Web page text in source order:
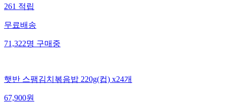
261적립
무료배송
71,322명구매중
햇반 스팸김치볶음밥 220g(컵) x24개
67,900원